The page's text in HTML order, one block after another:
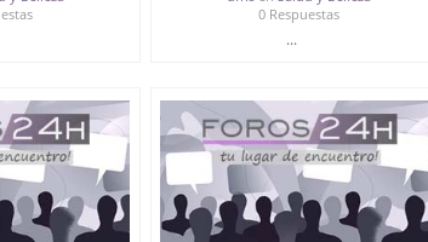
学结业证（San Jose State University）圣何塞州
学结业证（San Jose State University）圣何塞州
书未毕业找人做文凭学位qq微信551190476澳洲
科硕士做文凭/购买澳洲大学毕业证成绩单假文凭
找人做文凭学位qq微信551190476澳洲读CQU中
文凭/购买澳洲大学毕业证成绩单假文凭学历办
业证丢了怎么办？咨询办理Q/微信551190476办
信551190476改成绩单、学历认证、在读证明
0 Respuestas
...